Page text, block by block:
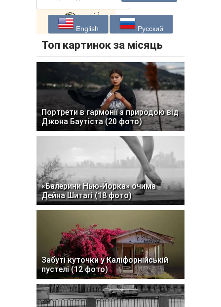
English Русский
Топ картинок за місяць
Портрети в гармонії з природою від
Джона Баутіста (20 фото)
«Балерини Нью-Йорка» очима
Дейна Шитагі (18 фото)
Забуті куточки у Каліфорнійській
пустелі (12 фото)